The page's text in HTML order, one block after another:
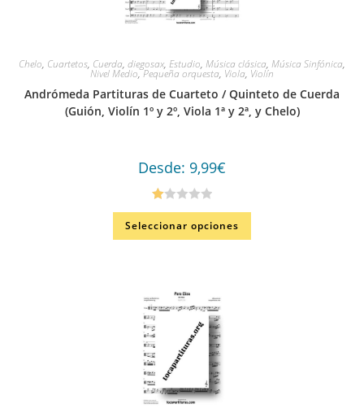
Chelo, Cuartetos, Cuerda, diegosax, Estudio, Música clásica, Música Sinfónica,
Nivel Medio,Pequeña orquesta, Viola, Violín
Andrómeda Partituras de Cuarteto / Quinteto de Cuerda
(Guión, Violín 1º y 2º, Viola 1ª y 2ª, y Chelo)
Desde: 9,99€
Va
lo
1.
00
de
5
Seleccionar opciones